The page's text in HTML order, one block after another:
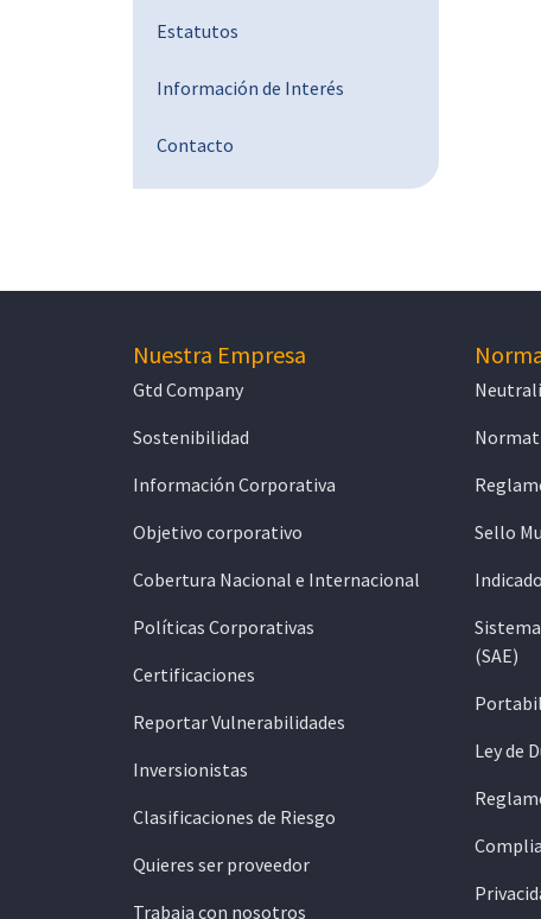
Estatutos
Información de Interés
Contacto
Nuestra Empresa
Gtd Company
Sostenibilidad
Información Corporativa
Objetivo corporativo
Cobertura Nacional e Internacional
Políticas Corporativas
Certificaciones
Reportar Vulnerabilidades
Inversionistas
Clasificaciones de Riesgo
Quieres ser proveedor
Trabaja con nosotros
Sello
(SAE)
Ley de